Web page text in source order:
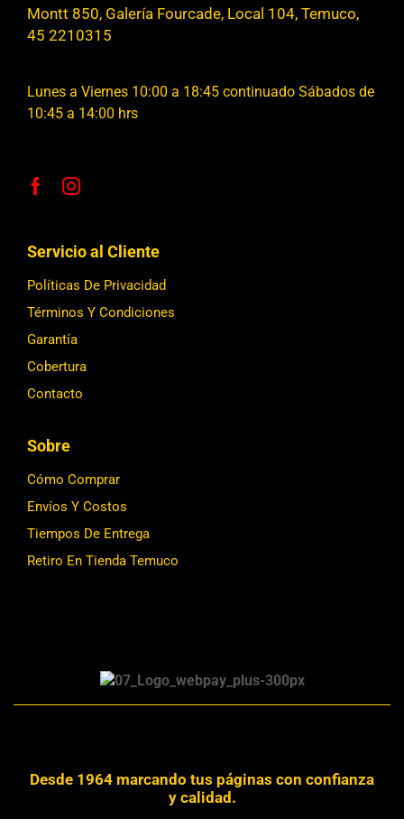
Montt 850, Galería Fourcade, Local 104, Temuco,
45 2210315
Lunes a Viernes 10:00 a 18:45 continuado Sábados de
10:45 a 14:00 hrs
Servicio al Cliente
Políticas De Privacidad
Términos Y Condiciones
Garantía
Cobertura
Contacto
Sobre
Cómo Comprar
Envíos Y Costos
Tiempos De Entrega
Retiro En Tienda Temuco
Desde 1964 marcando tus páginas con confianza
y calidad.